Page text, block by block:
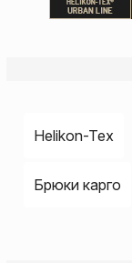
Helikon-Tex
Брюки карго